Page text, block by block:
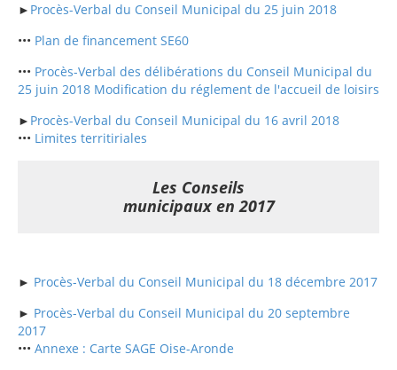
► Procès-Verbal du Conseil Municipal du 25 juin 2018
••• Plan de financement SE60
••• Procès-Verbal des délibérations du Conseil Municipal du
25 juin 2018 Modification du réglement de l'accueil de loisirs
► Procès-Verbal du Conseil Municipal du 16 avril 2018
••• Limites territiriales
Les Conseils
municipaux en 2017
► Procès-Verbal du Conseil Municipal du 18 décembre 2017
► Procès-Verbal du Conseil Municipal du 20 septembre
2017
••• Annexe : Carte SAGE Oise-Aronde